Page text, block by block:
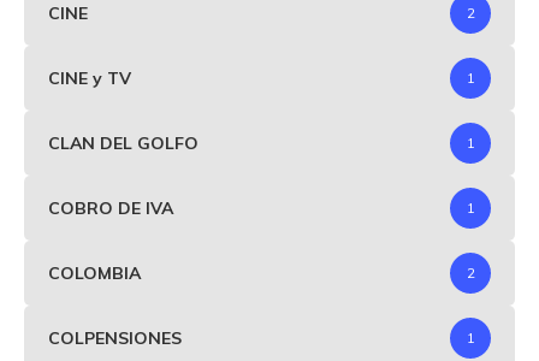
CINE 2
CINE y TV 1
CLAN DEL GOLFO 1
COBRO DE IVA 1
COLOMBIA 2
COLPENSIONES 1